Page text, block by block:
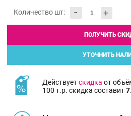
Количество шт: - +
ПОЛУЧИТЬ
УТОЧНИТЬ
Действуетскидка от
100 т.р. скидка составит